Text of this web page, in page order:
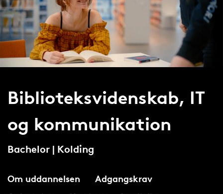
Biblioteksvidenskab, IT
og kommunikation
Bachelor | Kolding
Om uddannelsen
Adgangskrav